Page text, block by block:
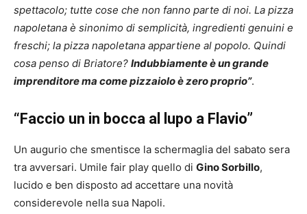
spettacolo; tutte cose che non fanno parte di noi. La pizza
napoletana è sinonimo di semplicità, ingredienti genuini e
freschi; la pizza napoletana appartiene al popolo. Quindi
cosa penso di Briatore? Indubbiamente è un grande
imprenditore ma come pizzaiolo è zero proprio”.
“Faccio un in bocca al lupo a Flavio”
Un augurio che smentisce la schermaglia del sabato sera
tra avversari. Umile fair play quello di Gino Sorbillo,
lucido e ben disposto ad accettare una novità
considerevole nella sua Napoli.